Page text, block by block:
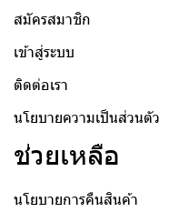
สมัครสมาชิก
เข้าสู่ระบบ
ติดต่อเรา
นโยบายความเป็นส่วนตัว
ช่วยเหลือ
นโยบายการคืนสินค้า